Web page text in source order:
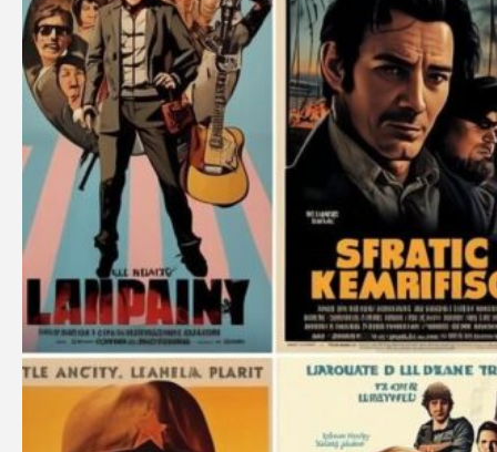
アンドリュー・ガーフィールド アンナ・サワイ
イカゲーム いまおかしんじ
いまおかしんじ監督 インターステラー
ウーナ・チャップリン ウィキッド ふたりの魔女
ウィキッド 永遠の約束 エマ・ストーン
エミリー・ブラント エル・ファニング
オードリー・ヘプバーン キアヌ・リーブス
キルスティン・ダンスト クレイマー、クレイマー